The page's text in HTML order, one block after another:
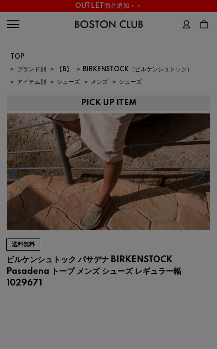
OUTLET商品追加＞＞
TOP
> ブランド別 > 【B】 > BIRKENSTOCK（ビルケンシュトック）
> アイテム別 > シューズ > メンズ > シューズ
PICK UP ITEM
送料無料
ビルケンシュトック パサデナ BIRKENSTOCK
Pasadena トープ メンズ シューズ レギュラー幅
1029671